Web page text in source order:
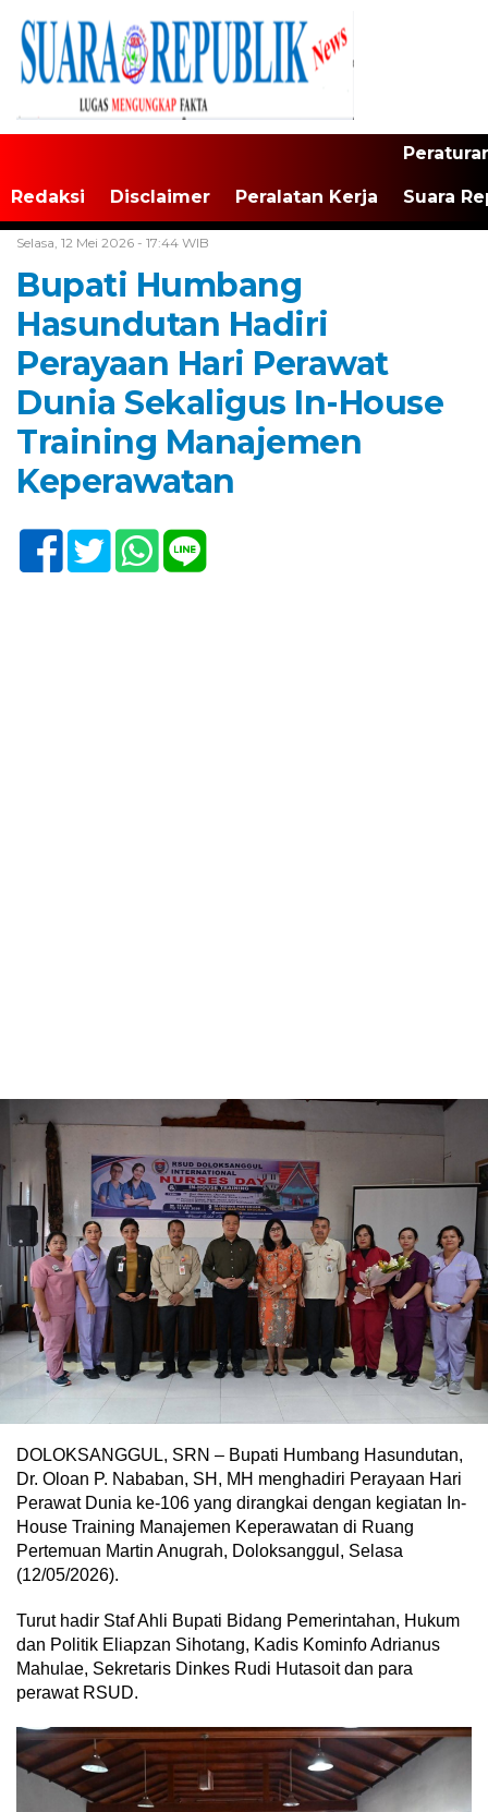
Redaksi Disclaimer Peralatan Kerja Suara
Selasa, 12 Mei 2026 - 17:44 WIB
Bupati Humbang
Hasundutan Hadiri
Perayaan Hari Perawat
Dunia Sekaligus In-House
Training Manajemen
Keperawatan
DOLOKSANGGUL, SRN – Bupati Humbang Hasundutan,
Dr. Oloan P. Nababan, SH, MH menghadiri Perayaan Hari
Perawat Dunia ke-106 yang dirangkai dengan kegiatan In-
House Training Manajemen Keperawatan di Ruang
Pertemuan Martin Anugrah, Doloksanggul, Selasa
(12/05/2026).
Turut hadir Staf Ahli Bupati Bidang Pemerintahan, Hukum
dan Politik Eliapzan Sihotang, Kadis Kominfo Adrianus
Mahulae, Sekretaris Dinkes Rudi Hutasoit dan para
perawat RSUD.